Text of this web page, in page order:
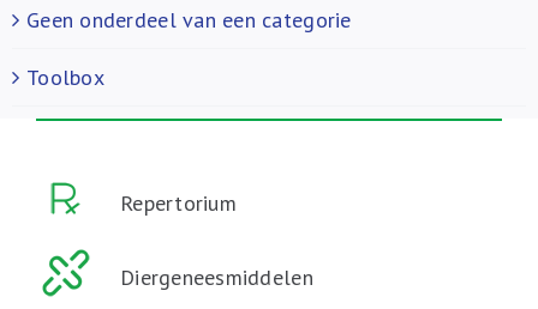
Geen onderdeel van een categorie
Toolbox
Repertorium
Diergeneesmiddelen